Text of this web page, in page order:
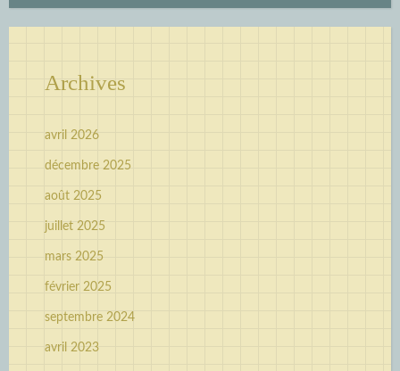
Archives
avril 2026
décembre 2025
août 2025
juillet 2025
mars 2025
février 2025
septembre 2024
avril 2023